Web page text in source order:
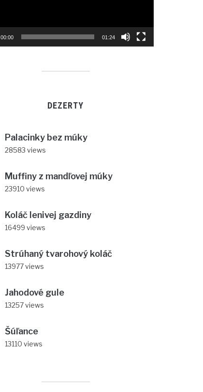
00:00 01:24
DEZERTY
Palacinky bez múky
28583 views
Muffiny z mandľovej múky
23910 views
Koláč lenivej gazdiny
16499 views
Strúhaný tvarohový koláč
13977 views
Jahodové gule
13257 views
Šúľance
13110 views